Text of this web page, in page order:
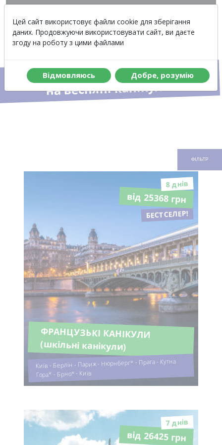
Цей сайт використовує файли cookie для зберігання
даних. Продовжуючи використовувати сайт, ви даєте
згоду на роботу з цими файлами
Вiдмовляюсь Добре, розумiю
Меню Вартість
Автобусні тури для школярів
на весняні канікули
ФІЛЬТР
8 днiв
від 25368 грн
БЕСТСЕЛЕР!
ФРАНЦУЗЬКІ КАНІКУЛИ
(шкільні канікули)
Київ - Берлін - Париж - Нюрнберг* - Прага - Кутна
Гора* - Брно* - Київ
7 днiв
від 26425 грн